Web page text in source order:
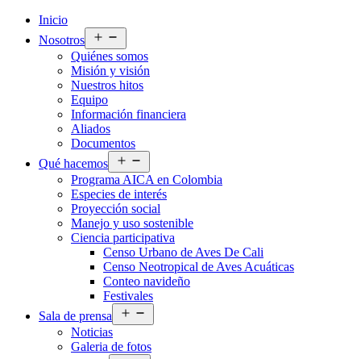
Inicio
Nosotros
el
menú
Quiénes somos
Misión y visión
Nuestros hitos
Equipo
Información financiera
Aliados
Documentos
Qué hacemos
el
menú
Programa AICA en Colombia
Especies de interés
Proyección social
Manejo y uso sostenible
Ciencia participativa
Censo Urbano de Aves De Cali
Censo Neotropical de Aves Acuáticas
Conteo navideño
Festivales
Sala de prensa
el
Noticias
Galeria de fotos